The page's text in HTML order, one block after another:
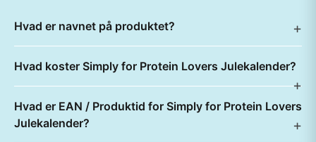
Hvad er navnet på produktet?
Hvad koster Simply for Protein Lovers Julekalender?
Hvad er EAN / Produktid for Simply for Protein Lovers
Julekalender?